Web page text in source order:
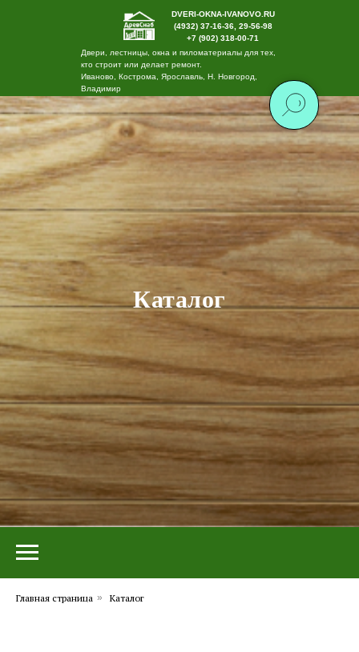
Двери, лестницы, окна и пиломатериалы для тех,
кто строит или делает ремонт.
Иваново, Кострома, Ярославль, Н. Новгород,
Владимир
DVERI-OKNA-IVANOVO.RU
(4932) 37-16-36, 29-56-98
+7 (902) 318-00-71
Каталог
Главная страница » Каталог